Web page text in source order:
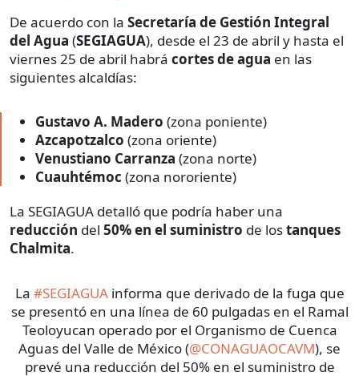
De acuerdo con la Secretaría de Gestión Integral
del Agua (SEGIAGUA), desde el 23 de abril y hasta el
viernes 25 de abril habrá cortes de agua en las
siguientes alcaldías:
Gustavo A. Madero (zona poniente)
Azcapotzalco (zona oriente)
Venustiano Carranza (zona norte)
Cuauhtémoc (zona nororiente)
La SEGIAGUA detalló que podría haber una
reducción del 50% en el suministro de lostanques
Chalmita.
La #SEGIAGUAinforma que derivado de la fuga que
se presentó en una línea de 60 pulgadas en el Ramal
Teoloyucan operado por el Organismo de Cuenca
Aguas del Valle de México (@CONAGUAOCAVM), se
prevé una reducción del 50% en el suministro de